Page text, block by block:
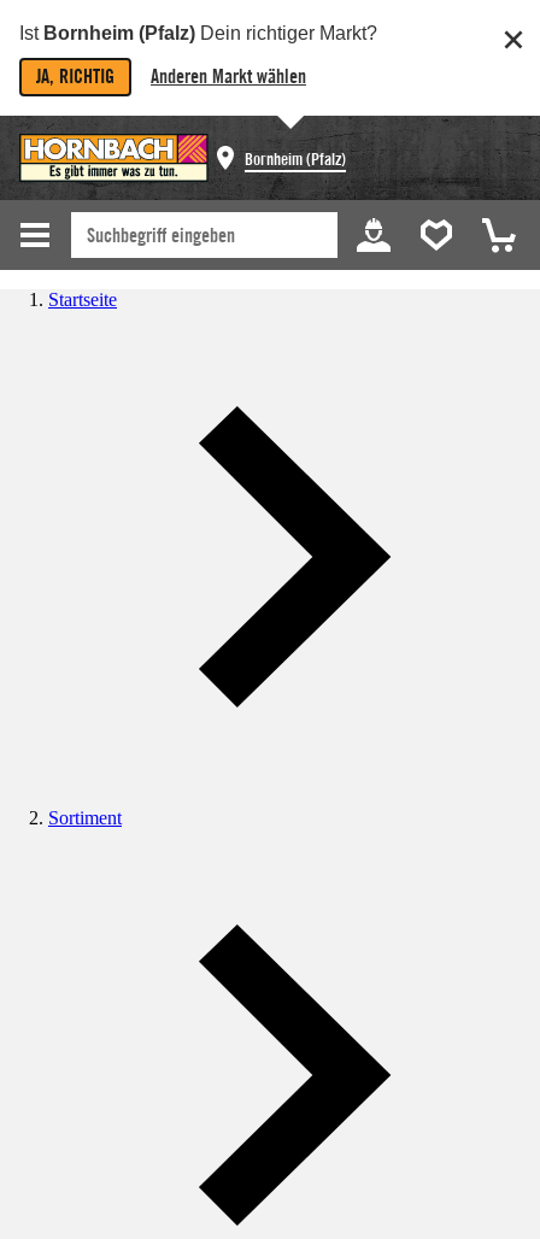
Ist Bornheim (Pfalz) Dein richtiger Markt?
JA, RICHTIG Anderen Markt wählen
Bornheim (Pfalz)
Startseite
Sortiment